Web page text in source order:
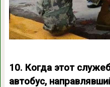
10. Когда этот
автобус,